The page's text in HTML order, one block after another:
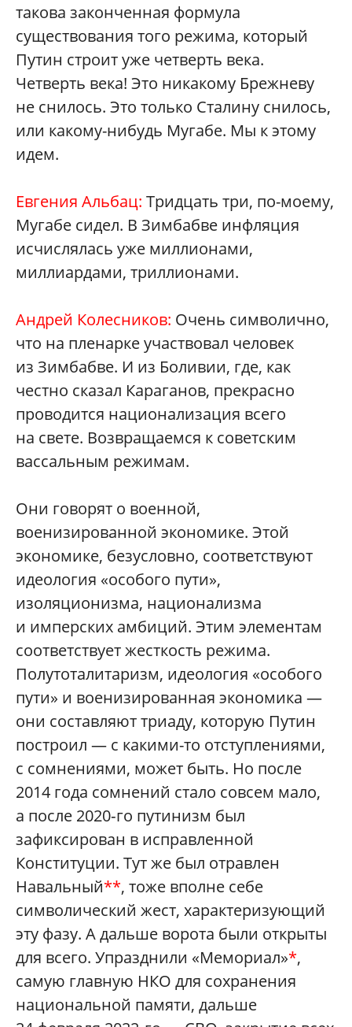
такова законченная формула
существования того режима, который
Путин строит уже четверть века.
Четверть века! Это никакому Брежневу
не снилось. Это только Сталину снилось,
или какому-нибудь Мугабе. Мы к этому
идем.
Евгения Альбац: Тридцать три, по-моему,
Мугабе сидел. В Зимбабве инфляция
исчислялась уже миллионами,
миллиардами, триллионами.
Андрей Колесников: Очень символично,
что на пленарке участвовал человек
из Зимбабве. И из Боливии, где, как
честно сказал Караганов, прекрасно
проводится национализация всего
на свете. Возвращаемся к советским
вассальным режимам.
Они говорят о военной,
военизированной экономике. Этой
экономике, безусловно, соответствуют
идеология «особого пути»,
изоляционизма, национализма
и имперских амбиций. Этим элементам
соответствует жесткость режима.
Полутоталитаризм, идеология «особого
пути» и военизированная экономика —
они составляют триаду, которую Путин
построил — с какими-то отступлениями,
с сомнениями, может быть. Но после
2014 года сомнений стало совсем мало,
а после 2020‑го путинизм был
зафиксирован в исправленной
Конституции. Тут же был отравлен
Навальный**, тоже вполне себе
символический жест, характеризующий
эту фазу. А дальше ворота были открыты
для всего. Упразднили «Мемориал»*,
самую главную НКО для сохранения
национальной памяти, дальше